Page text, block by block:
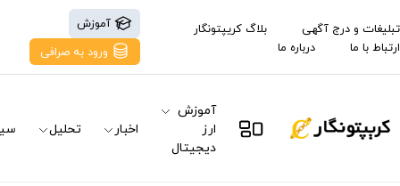
تبلیغات و درج آگهی
بلاگ کریپتونگار
ارتباط با ما
درباره ما
آموزش
ورود به صرافی
آموزش
ارز
دیجیتال
اخبار تحلیل